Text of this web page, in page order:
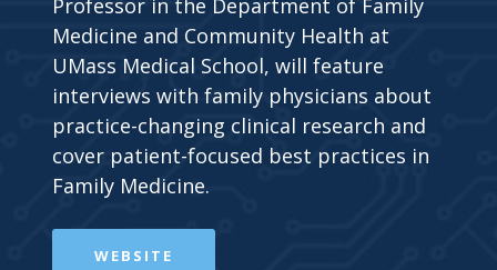
Professor in the Department of Family
Medicine and Community Health at
UMass Medical School, will feature
interviews with family physicians about
practice-changing clinical research and
cover patient-focused best practices in
Family Medicine.
WEBSITE